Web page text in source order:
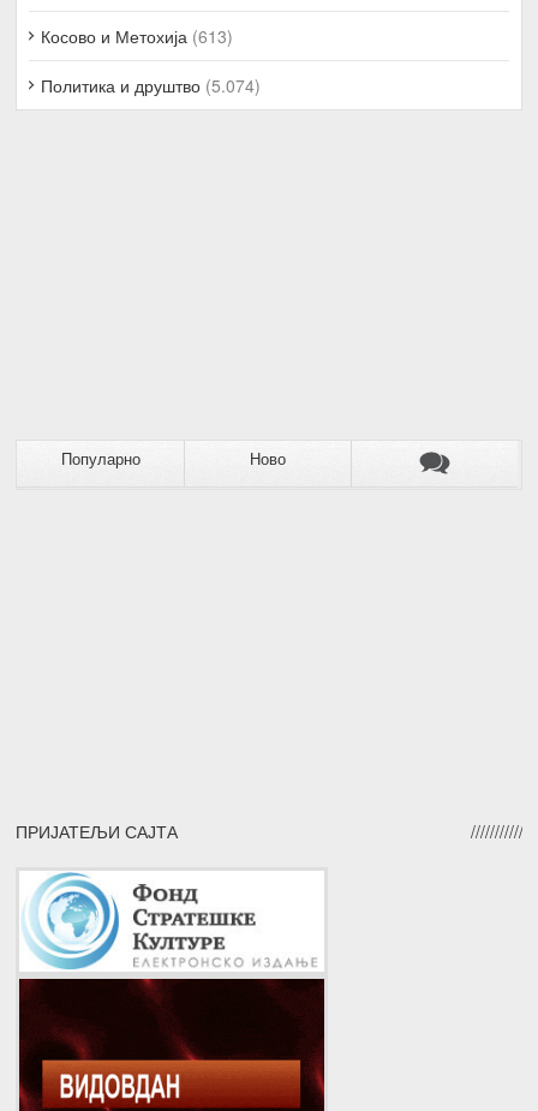
Косово и Метохија (613)
Политика и друштво (5.074)
Популарно Ново
ПРИЈАТЕЉИ САЈТА